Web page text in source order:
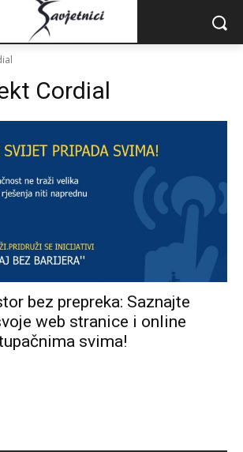
Cordial
bez prepreka: Saznajte
web stranice i online
svima!